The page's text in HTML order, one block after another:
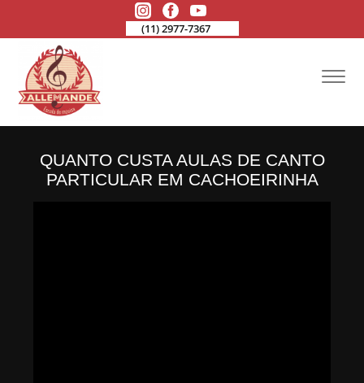
(11) 2977-7367
QUANTO CUSTA AULAS DE CANTO
PARTICULAR EM CACHOEIRINHA